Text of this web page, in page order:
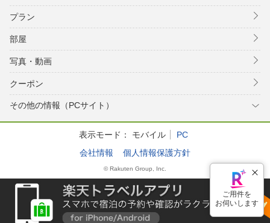
プラン
部屋
写真・動画
クーポン
その他の情報（PCサイト）
表示モード： モバイル
PC
会社情報
個人情報保護方針
© Rakuten Group, Inc.
ご用件を
お伺いします